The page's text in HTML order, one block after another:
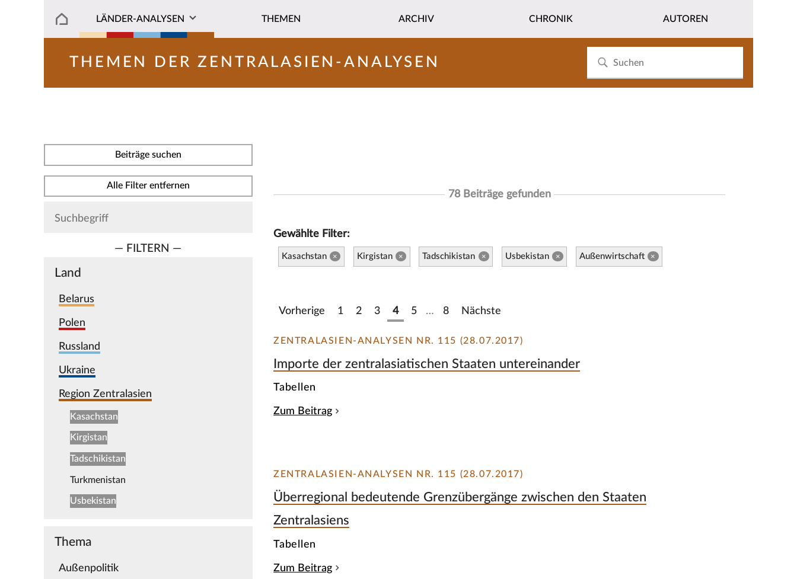
LÄNDER-ANALYSEN THEMEN ARCHIV CHRONIK AUTOREN
THEMEN DER ZENTRALASIEN-ANALYSEN
Beiträge suchen
Alle Filter entfernen
— FILTERN —
Land
Belarus
Polen
Russland
Ukraine
Region Zentralasien
Kasachstan
Kirgistan
Tadschikistan
Turkmenistan
Usbekistan
Thema
Außenpolitik
78 Beiträge gefunden
Gewählte Filter:
Kasachstan × Kirgistan × Tadschikistan × Usbekistan × Außenwirtschaft ×
Vorherige 1 2 3 4 5 … 8 Nächste
ZENTRALASIEN-ANALYSEN NR. 115 (28.07.2017)
Importe der zentralasiatischen Staaten untereinander
Tabellen
Zum Beitrag
ZENTRALASIEN-ANALYSEN NR. 115 (28.07.2017)
Überregional bedeutende Grenzübergänge zwischen den Staaten
Zentralasiens
Tabellen
Zum Beitrag